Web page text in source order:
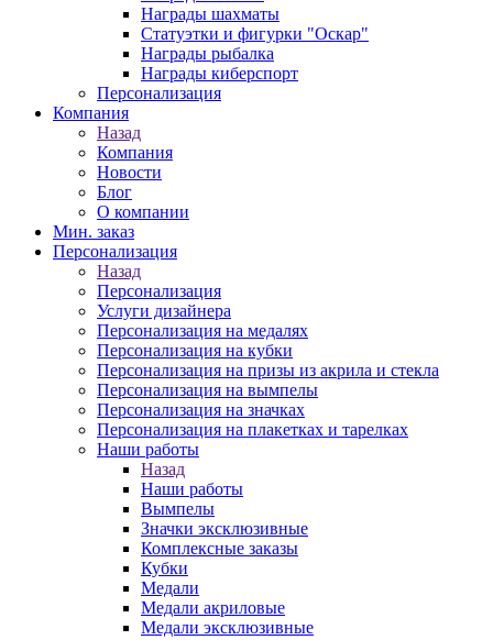
Награды шахматы
Статуэтки и фигурки "Оскар"
Награды рыбалка
Награды киберспорт
Персонализация
Компания
Назад
Компания
Новости
Блог
О компании
Мин. заказ
Персонализация
Назад
Персонализация
Услуги дизайнера
Персонализация на медалях
Персонализация на кубки
Персонализация на призы из акрила и стекла
Персонализация на вымпелы
Персонализация на значках
Персонализация на плакетках и тарелках
Наши работы
Назад
Наши работы
Вымпелы
Значки эксклюзивные
Комплексные заказы
Кубки
Медали
Медали акриловые
Медали эксклюзивные